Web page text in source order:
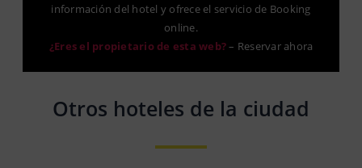
información del hotel y ofrece el servicio de Booking
online.
¿Eres el propietario de esta web?– Reservar ahora
Otros hoteles de la ciudad